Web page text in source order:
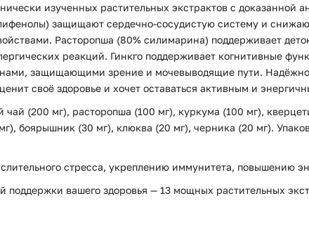
изученных растительных экстрактов с доказанной
защищают сердечно-сосудистую систему и
Расторопша (80% силимарина) поддерживает
реакций. Гинкго поддерживает когнитивные
защищающими зрение и мочевыводящие пути.
своё здоровье и хочет оставаться активным и
(200 мг), расторопша (100 мг), куркума (100 мг),
боярышник (30 мг), клюква (20 мг), черника (20 мг).
стресса, укреплению иммунитета, повышению
вашего здоровья — 13 мощных растительных